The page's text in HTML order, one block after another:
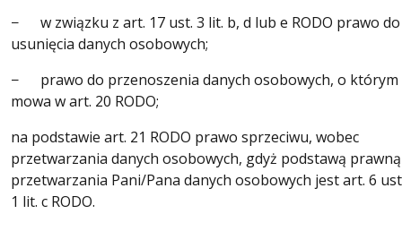
− w związku z art. 17 ust. 3 lit. b, d lub e RODO prawo do
usunięcia danych osobowych;
− prawo do przenoszenia danych osobowych, o którym
mowa w art. 20 RODO;
na podstawie art. 21 RODO prawo sprzeciwu, wobec
przetwarzania danych osobowych, gdyż podstawą prawną
przetwarzania Pani/Pana danych osobowych jest art. 6
1 lit. c RODO.